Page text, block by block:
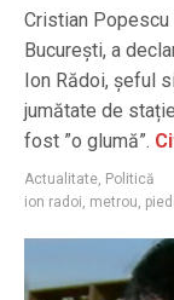
Cristian Popescu
București, a
Ion Rădoi, șeful
jumătate de
fost ”o glumă”.
Actualitate, Politică
ion radoi, metrou,